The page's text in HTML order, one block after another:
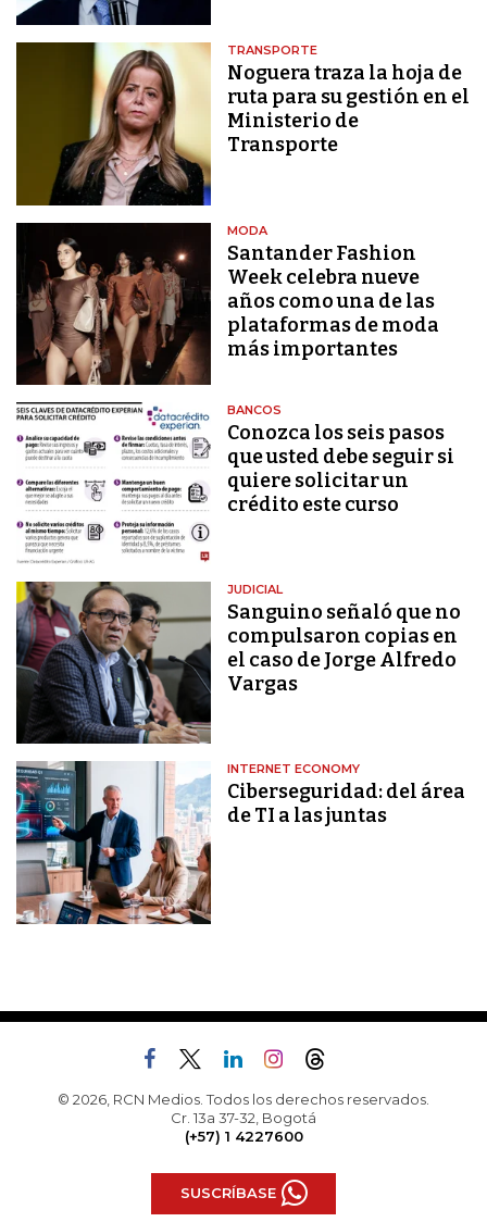
TRANSPORTE
Noguera traza la hoja de
ruta para su gestión en el
Ministerio de
Transporte
MODA
Santander Fashion
Week celebra nueve
años como una de las
plataformas de moda
más importantes
BANCOS
Conozca los seis pasos
que usted debe seguir si
quiere solicitar un
crédito este curso
JUDICIAL
Sanguino señaló que no
compulsaron copias en
el caso de Jorge Alfredo
Vargas
INTERNET ECONOMY
Ciberseguridad: del área
de TI a las juntas
© 2026, RCN Medios. Todos los derechos reservados.
Cr. 13a 37-32, Bogotá
(+57) 1 4227600
SUSCRÍBASE